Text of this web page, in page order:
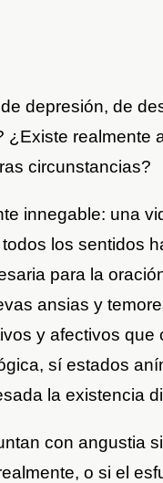
depresión, de
¿Existe realmente
circunstancias?
innegable: una
los sentidos
para la
ansias y
y afectivos que
sí estados
la existencia
con angustia
o si el